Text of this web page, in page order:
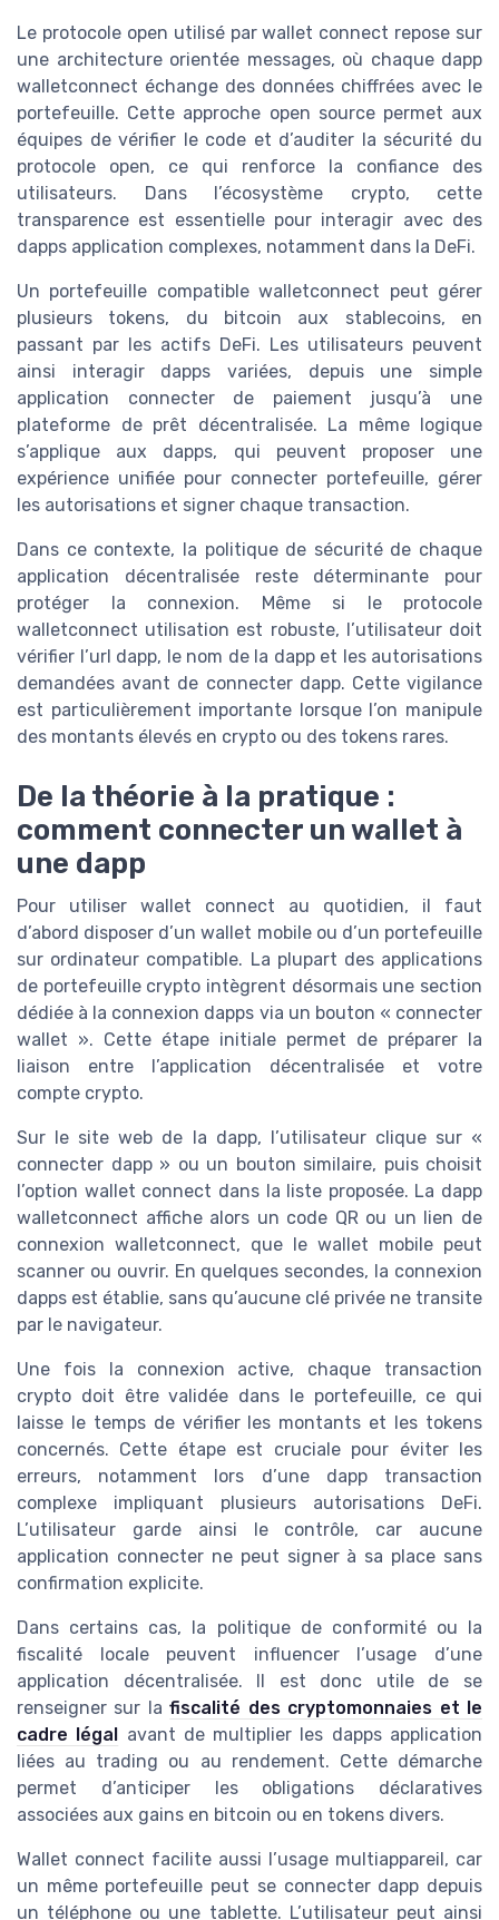
Le protocole open utilisé par wallet connect repose sur
une architecture orientée messages, où chaque dapp
walletconnect échange des données chiffrées avec le
portefeuille. Cette approche open source permet aux
équipes de vérifier le code et d’auditer la sécurité du
protocole open, ce qui renforce la confiance des
utilisateurs. Dans l’écosystème crypto, cette
transparence est essentielle pour interagir avec des
dapps application complexes, notamment dans la DeFi.
Un portefeuille compatible walletconnect peut gérer
plusieurs tokens, du bitcoin aux stablecoins, en
passant par les actifs DeFi. Les utilisateurs peuvent
ainsi interagir dapps variées, depuis une simple
application connecter de paiement jusqu’à une
plateforme de prêt décentralisée. La même logique
s’applique aux dapps, qui peuvent proposer une
expérience unifiée pour connecter portefeuille, gérer
les autorisations et signer chaque transaction.
Dans ce contexte, la politique de sécurité de chaque
application décentralisée reste déterminante pour
protéger la connexion. Même si le protocole
walletconnect utilisation est robuste, l’utilisateur doit
vérifier l’url dapp, le nom de la dapp et les autorisations
demandées avant de connecter dapp. Cette vigilance
est particulièrement importante lorsque l’on manipule
des montants élevés en crypto ou des tokens rares.
De la théorie à la pratique :
comment connecter un wallet à
une dapp
Pour utiliser wallet connect au quotidien, il faut
d’abord disposer d’un wallet mobile ou d’un portefeuille
sur ordinateur compatible. La plupart des applications
de portefeuille crypto intègrent désormais une section
dédiée à la connexion dapps via un bouton « connecter
wallet ». Cette étape initiale permet de préparer la
liaison entre l’application décentralisée et votre
compte crypto.
Sur le site web de la dapp, l’utilisateur clique sur «
connecter dapp » ou un bouton similaire, puis choisit
l’option wallet connect dans la liste proposée. La dapp
walletconnect affiche alors un code QR ou un lien de
connexion walletconnect, que le wallet mobile peut
scanner ou ouvrir. En quelques secondes, la connexion
dapps est établie, sans qu’aucune clé privée ne transite
par le navigateur.
Une fois la connexion active, chaque transaction
crypto doit être validée dans le portefeuille, ce qui
laisse le temps de vérifier les montants et les tokens
concernés. Cette étape est cruciale pour éviter les
erreurs, notamment lors d’une dapp transaction
complexe impliquant plusieurs autorisations DeFi.
L’utilisateur garde ainsi le contrôle, car aucune
application connecter ne peut signer à sa place sans
confirmation explicite.
Dans certains cas, la politique de conformité ou la
fiscalité locale peuvent influencer l’usage d’une
application décentralisée. Il est donc utile de se
renseigner sur lafiscalité des cryptomonnaies et le
cadre légal
avant de multiplier les dapps application
liées au trading ou au rendement. Cette démarche
permet d’anticiper les obligations déclaratives
associées aux gains en bitcoin ou en tokens divers.
Wallet connect facilite aussi l’usage multiappareil, car
un même portefeuille peut se connecter dapp depuis
un téléphone ou une tablette. L’utilisateur peut ainsi